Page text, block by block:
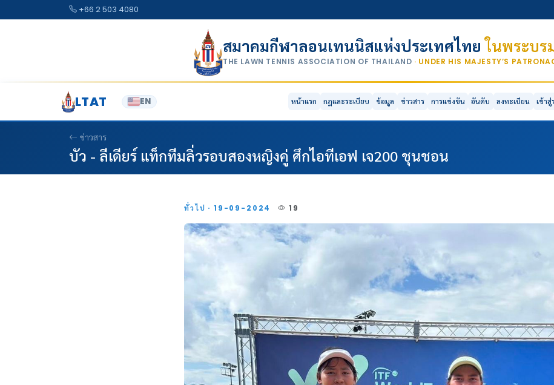
+66 2 503 4080
สมาคมกีฬาลอนเทนนิสแห่งประเทศไทยในพระบร
THE LAWN TENNIS ASSOCIATION OF THAILAND · UNDER HIS MAJESTY’S
LTAT EN หน้าแรก กฎและระเบียบ ข้อมูล ข่าวสาร การแข่งขัน อันดับ ลงทะเบียน เข้า
ข่าวสาร
บัว - ลีเดียร์ แท็กทีมลิ่วรอบสองหญิงคู่ ศึกไอทีเอฟ เจ200 ชุนชอน
ทั่วไป · 19-09-2024 19